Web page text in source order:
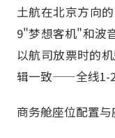
土航在北京方向
9"梦想客机"和波
以航司放票时的
辑一致——全线1-
商务舱座位配置与